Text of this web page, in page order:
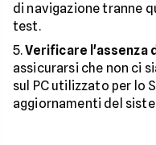
di navigazione tranne
test.
Verificare l'assenza
assicurarsi che non ci
sul PC utilizzato per lo
aggiornamenti del